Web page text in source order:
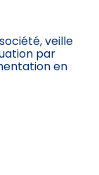
veille
par
en